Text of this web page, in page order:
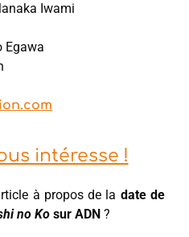
Iwami
Egawa
intéresse !
à propos de la date de
no Ko sur ADN ?